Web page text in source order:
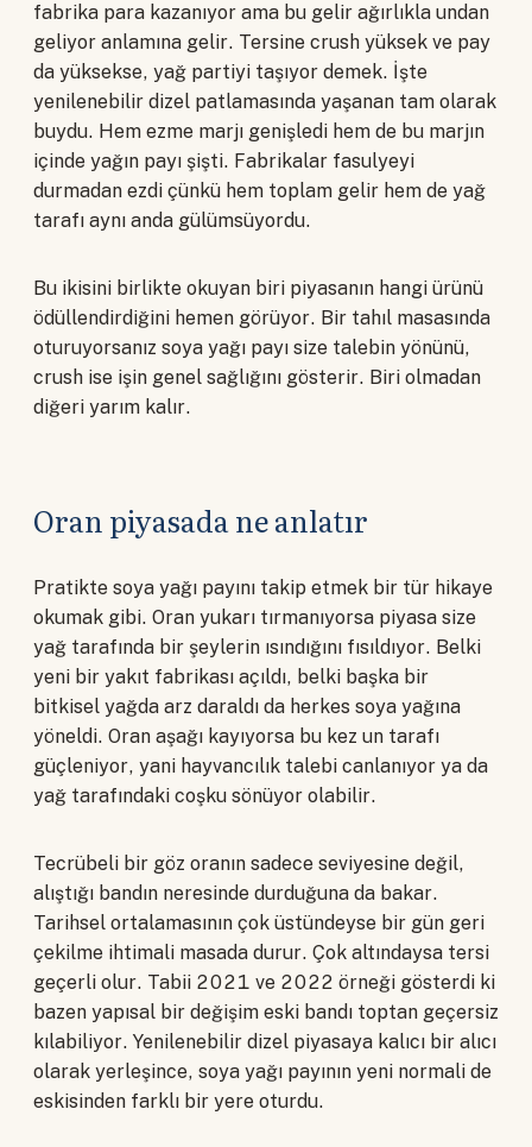
fabrika para kazanıyor ama bu gelir ağırlıkla undan
geliyor anlamına gelir. Tersine crush yüksek ve pay
da yüksekse, yağ partiyi taşıyor demek. İşte
yenilenebilir dizel patlamasında yaşanan tam olarak
buydu. Hem ezme marjı genişledi hem de bu marjın
içinde yağın payı şişti. Fabrikalar fasulyeyi
durmadan ezdi çünkü hem toplam gelir hem de yağ
tarafı aynı anda gülümsüyordu.
Bu ikisini birlikte okuyan biri piyasanın hangi ürünü
ödüllendirdiğini hemen görüyor. Bir tahıl masasında
oturuyorsanız soya yağı payı size talebin yönünü,
crush ise işin genel sağlığını gösterir. Biri olmadan
diğeri yarım kalır.
Oran piyasada ne anlatır
Pratikte soya yağı payını takip etmek bir tür hikaye
okumak gibi. Oran yukarı tırmanıyorsa piyasa size
yağ tarafında bir şeylerin ısındığını fısıldıyor. Belki
yeni bir yakıt fabrikası açıldı, belki başka bir
bitkisel yağda arz daraldı da herkes soya yağına
yöneldi. Oran aşağı kayıyorsa bu kez un tarafı
güçleniyor, yani hayvancılık talebi canlanıyor ya da
yağ tarafındaki coşku sönüyor olabilir.
Tecrübeli bir göz oranın sadece seviyesine değil,
alıştığı bandın neresinde durduğuna da bakar.
Tarihsel ortalamasının çok üstündeyse bir gün geri
çekilme ihtimali masada durur. Çok altındaysa tersi
geçerli olur. Tabii 2021 ve 2022 örneği gösterdi ki
bazen yapısal bir değişim eski bandı toptan geçersiz
kılabiliyor. Yenilenebilir dizel piyasaya kalıcı bir alıcı
olarak yerleşince, soya yağı payının yeni normali de
eskisinden farklı bir yere oturdu.